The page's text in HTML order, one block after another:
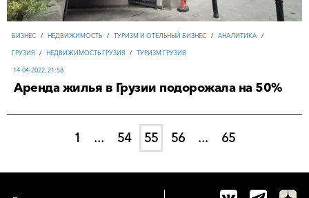
БИЗНЕС / НЕДВИЖИМОСТЬ / ТУРИЗМ И ОТЕЛЬНЫЙ БИЗНЕС / АНАЛИТИКА /
ГРУЗИЯ / НЕДВИЖИМОСТЬ ГРУЗИЯ / ТУРИЗМ ГРУЗИЯ
14-04-2022, 21:58
Аренда жилья в Грузии подорожала на 50%
1 ... 54 55 56 ... 65